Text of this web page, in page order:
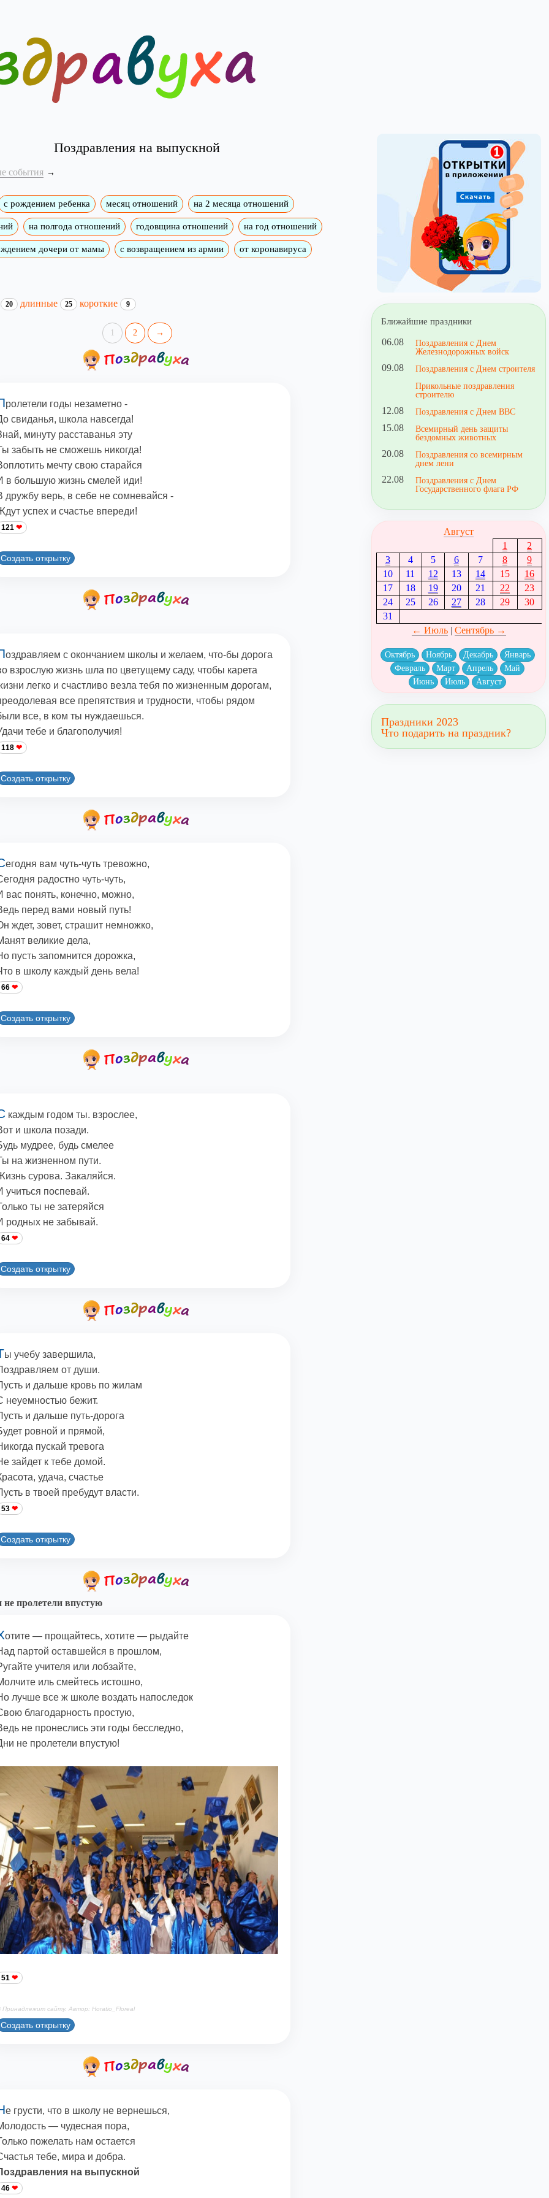
Поздравления на выпускной
события
с рождением ребенка месяц отношений на 2 месяца отношений
на полгода отношений годовщина отношений на год отношений
дочери от мамы с возвращением из армии от коронавируса
20 длинные 25 короткие 9
1 2 →
ролетели годы незаметно -
свиданья, школа навсегда!
минуту расставанья эту
забыть не сможешь никогда!
мечту свою старайся
в большую жизнь смелей иди!
дружбу верь, в себе не сомневайся -
успех и счастье впереди!
121
Создать открытку
оздравляем с окончанием школы и желаем, что-бы дорога
взрослую жизнь шла по цветущему саду, чтобы карета
легко и счастливо везла тебя по жизненным дорогам,
все препятствия и трудности, чтобы рядом
все, в ком ты нуждаешься.
тебе и благополучия!
118
Создать открытку
егодня вам чуть-чуть тревожно,
радостно чуть-чуть,
вас понять, конечно, можно,
перед вами новый путь!
ждет, зовет, страшит немножко,
великие дела,
пусть запомнится дорожка,
в школу каждый день вела!
66
Создать открытку
каждым годом ты. взрослее,
и школа позади.
мудрее, будь смелее
на жизненном пути.
сурова. Закаляйся.
учиться поспевай.
ты не затеряйся
родных не забывай.
64
Создать открытку
ы учебу завершила,
от души.
и дальше кровь по жилам
неуемностью бежит.
и дальше путь-дорога
ровной и прямой,
пускай тревога
зайдет к тебе домой.
удача, счастье
в твоей пребудут власти.
53
Создать открытку
не пролетели впустую
отите — прощайтесь, хотите — рыдайте
партой оставшейся в прошлом,
учителя или лобзайте,
иль смейтесь истошно,
лучше все ж школе воздать напоследок
благодарность простую,
не пронеслись эти годы бесследно,
не пролетели впустую!
51
Принадлежит сайту. Автор: Horatio_Floreal
Создать открытку
е грусти, что в школу не вернешься,
— чудесная пора,
пожелать нам остается
тебе, мира и добра.
на выпускной
46
Ближайшие праздники
06.08
Поздравления с Днем
Железнодорожных войск
09.08
Поздравления с Днем строителя
Прикольные поздравления
строителю
12.08 Поздравления с Днем ВВС
15.08
Всемирный день защиты
бездомных животных
20.08
Поздравления со всемирным
днем лени
22.08
Поздравления с Днем
Государственного флага РФ
Август
1
2
3
4 5 6 7 8
9
10
11 12 13 14 15
16
17
18 19 20 21 22
23
24
25 26 27 28 29
30
31
← Июль| Сентябрь →
Октябрь Ноябрь Декабрь
Январь
Февраль
Март Апрель
Май
Июнь
Июль Август
Праздники 2023
Что подарить на праздник?